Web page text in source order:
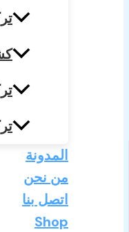
المدونة
من نحن
اتصل بنا
Shop